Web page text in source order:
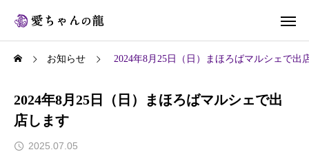
お知らせ 2024年8月25日（日）まほろばマルシェで出
2024年8月25日（日）まほろばマルシェで出
店します
2025.07.05